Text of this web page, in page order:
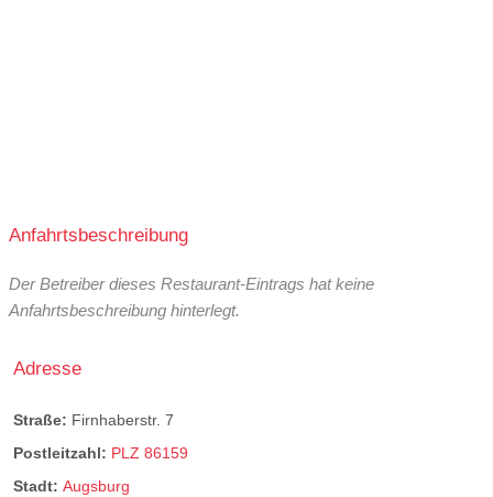
Anfahrtsbeschreibung
Der Betreiber dieses Restaurant-Eintrags hat keine
Anfahrtsbeschreibung hinterlegt.
Adresse
Straße: Firnhaberstr. 7
Postleitzahl: PLZ 86159
Stadt: Augsburg